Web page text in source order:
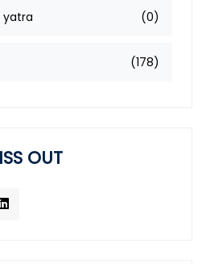
yatra (0)
(178)
OUT